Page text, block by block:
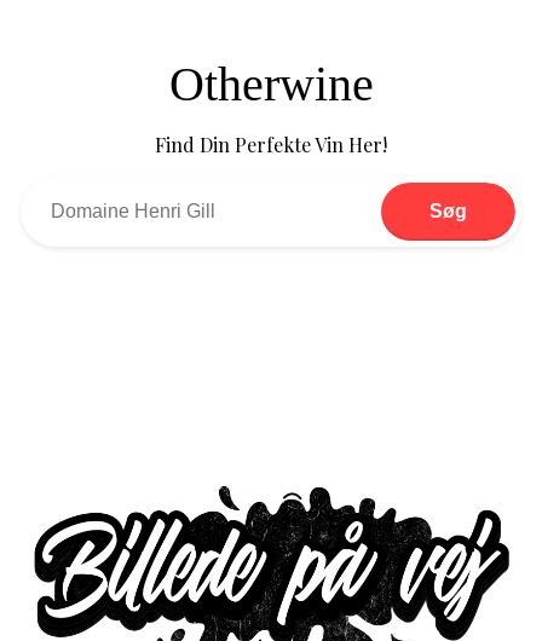
Otherwine
Find Din Perfekte Vin Her!
Søg